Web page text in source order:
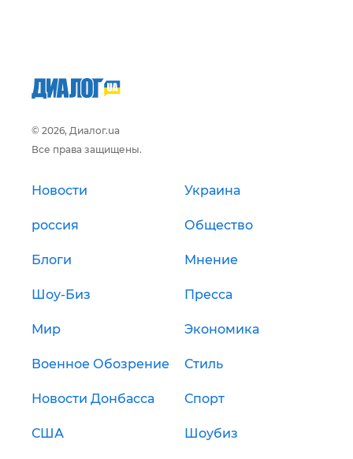
© 2026, Диалог.ua
Все права защищены.
Новости Украина
россия Общество
Блоги Мнение
Шоу-Биз Пресса
Мир Экономика
Военное Обозрение Стиль
Новости Донбасса Спорт
США Шоубиз